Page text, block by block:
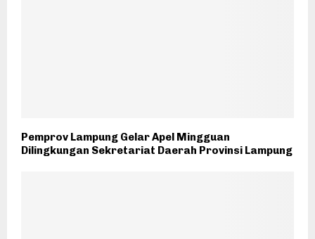
Pemprov Lampung Gelar Apel Mingguan
Dilingkungan Sekretariat Daerah Provinsi Lampung